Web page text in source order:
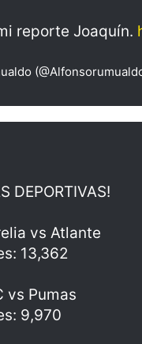
reporte Joaquín.
DEPORTIVAS!
vs Atlante
13,362
vs Pumas
9,970